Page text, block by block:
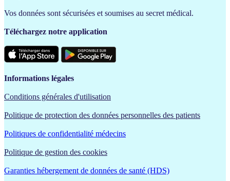
Vos données sont sécurisées et soumises au secret médical.
Téléchargez notre application
Informations légales
Conditions générales d'utilisation
Politique de protection des données personnelles des patients
Politiques de confidentialité médecins
Politique de gestion des cookies
Garanties hébergement de données de santé (HDS)